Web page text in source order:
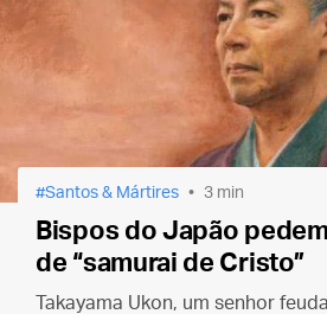
Santos & Mártires 3 min
Bispos do Japão
de “samurai de Cristo”
Takayama Ukon, um senhor